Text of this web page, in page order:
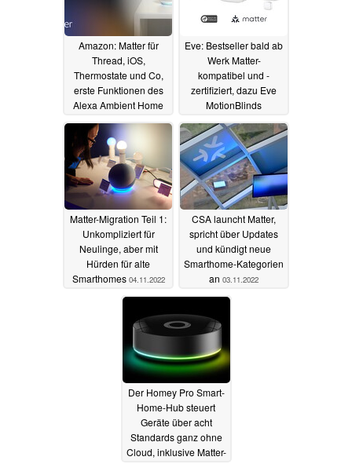
Amazon: Matter für
Thread, iOS,
Thermostate und Co,
erste Funktionen des
Alexa Ambient Home
Dev Kits in der Preview
06.01.2023
Eve: Bestseller bald ab
Werk Matter-
kompatibel und -
zertifiziert, dazu Eve
MotionBlinds
Neuheiten04.01.2023
Matter-Migration Teil 1:
Unkompliziert für
Neulinge, aber mit
Hürden für alte
Smarthomes 04.11.2022
CSA launcht Matter,
spricht über Updates
und kündigt neue
Smarthome-Kategorien
an 03.11.2022
Der Homey Pro Smart-
Home-Hub steuert
Geräte über acht
Standards ganz ohne
Cloud, inklusive Matter-